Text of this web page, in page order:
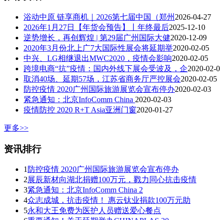
浴动中原 链享商机｜2026第七届中国（郑州 2026-04-27
2026年1月27日【年货会预告】丨年终最后2025-12-10
逆势增长，再创辉煌 | 第29届广州国际大健2020-12-09
2020年3月份北上广7大国际性展会将延期举2020-02-05
中兴、LG相继退出MWC2020，疫情会影响2020-02-05
跨境电商“抗”疫情：国内外线下展会受波及，企2020-02-
取消40场、延期57场，江苏省商务厅严控展会2020-02-05
防控疫情 2020广州国际旅游展览会宣布停办2020-02-03
紧急通知：北京InfoComm China 2020-02-03
疫情防控 2020 R+T Asia亚洲门窗2020-01-27
更多>>
资讯排行
1 防控疫情 2020广州国际旅游展览会宣布停办
2展辰新材向湖北捐赠100万元，戮力同心抗击疫情
3紧急通知：北京InfoComm China 2
4众志成城，抗击疫情！ 惠云钛业捐款100万元助
5永和大王免费为医护人员赠送爱心餐点